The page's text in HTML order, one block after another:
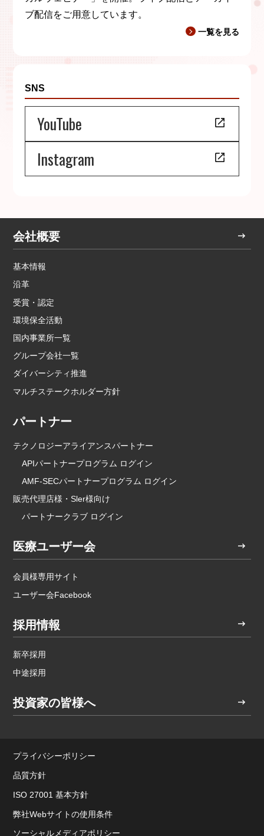
ブ配信をご用意しています。
一覧を見る
SNS
YouTube
Instagram
会社概要
基本情報
沿革
受賞・認定
環境保全活動
国内事業所一覧
グループ会社一覧
ダイバーシティ推進
マルチステークホルダー方針
パートナー
テクノロジーアライアンスパートナー
APIパートナープログラム ログイン
AMF-SECパートナープログラム ログイン
販売代理店様・Sler様向け
パートナークラブ ログイン
医療ユーザー会
会員様専用サイト
ユーザー会Facebook
採用情報
新卒採用
中途採用
投資家の皆様へ
プライバシーポリシー
品質方針
ISO 27001 基本方針
弊社Webサイトの使用条件
ソーシャルメディアポリシー